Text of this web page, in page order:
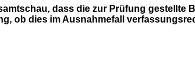
dass die zur Prüfung
ob dies im Ausnahmefall